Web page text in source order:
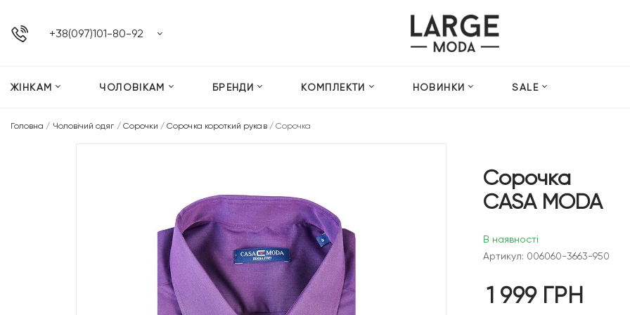
+38(097)101-80-92
ЖІНКАМ ЧОЛОВІКАМ БРЕНДИ КОМПЛЕКТИ НОВИНКИ SALE
Головна / Чоловічий одяг / Сорочки /Сорочка короткий рукав/ Сорочка
Сорочка
CASA MODA
В наявності
Артикул: 006060-3663-950
1 999 ГРН